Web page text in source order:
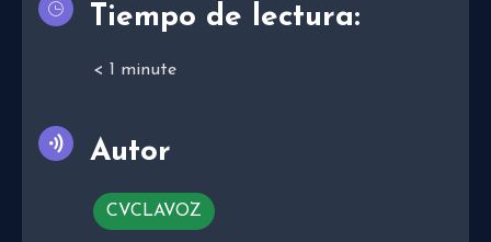
Tiempo de lectura:
< 1 minute
Autor
CVCLAVOZ